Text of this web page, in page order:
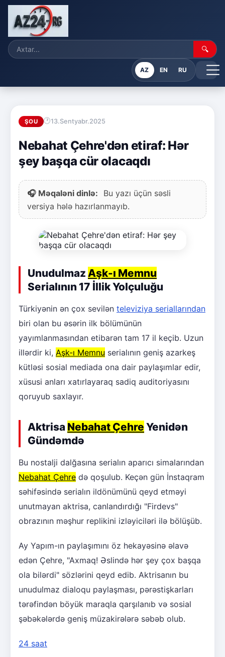
🔍
AZ EN RU
ŞOU 13.Sentyabr.2025
Nebahat Çehre'dən etiraf: Hər
şey başqa cür olacaqdı
🎧 Məqaləni dinlə:
Bu yazı üçün səsli
versiya hələ hazırlanmayıb.
Unudulmaz Aşk-ı Memnu
Serialının 17 İllik Yolçuluğu
Türkiyənin ən çox sevilən televiziya seriallarından
biri olan bu əsərin ilk bölümünün
yayımlanmasından etibarən tam 17 il keçib. Uzun
illərdir ki, Aşk-ı Memnu serialının geniş azarkeş
kütləsi sosial mediada ona dair paylaşımlar edir,
xüsusi anları xatırlayaraq sadiq auditoriyasını
qoruyub saxlayır.
Aktrisa Nebahat Çehre Yenidən
Gündəmdə
Bu nostalji dalğasına serialın aparıcı simalarından
Nebahat Çehre də qoşulub. Keçən gün İnstaqram
səhifəsində serialın ildönümünü qeyd etməyi
unutmayan aktrisa, canlandırdığı "Firdevs"
obrazının məşhur replikini izləyiciləri ilə bölüşüb.
Ay Yapım-ın paylaşımını öz hekayəsinə əlavə
edən Çehre, "Axmaq! Əslində hər şey çox başqa
ola bilərdi" sözlərini qeyd edib. Aktrisanın bu
unudulmaz dialoqu paylaşması, pərəstişkarları
tərəfindən böyük maraqla qarşılanıb və sosial
şəbəkələrdə geniş müzakirələrə səbəb olub.
24 saat